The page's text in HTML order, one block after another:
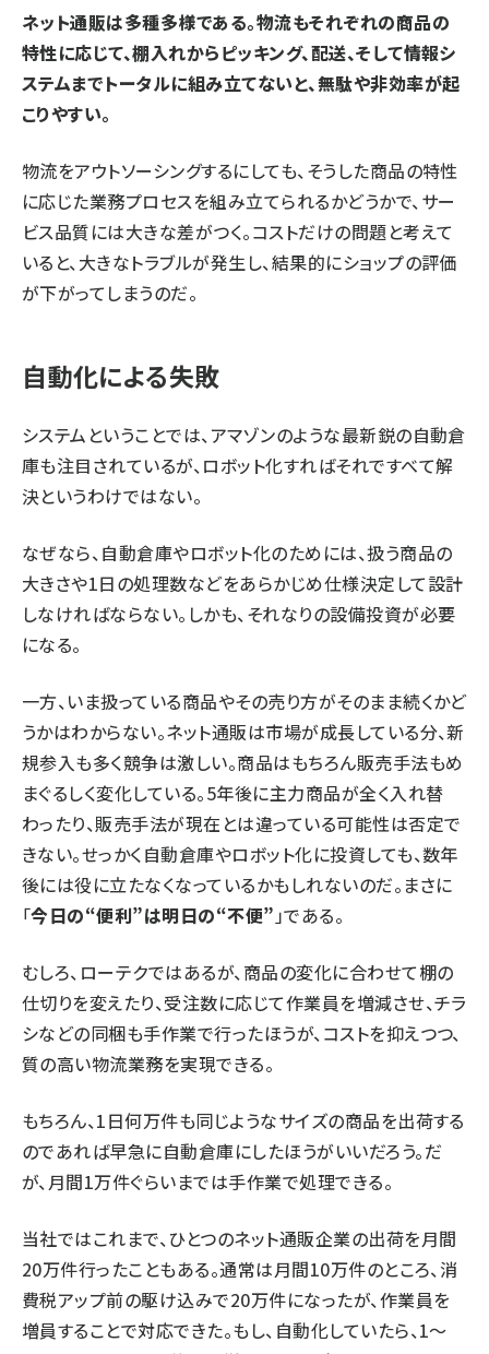
ネット通販は多種多様である。物流もそれぞれの商品の
特性に応じて、棚入れからピッキング、配送、そして情報シ
ステムまでトータルに組み立てないと、無駄や非効率が起
こりやすい。
物流をアウトソーシングするにしても、そうした商品の特性
に応じた業務プロセスを組み立てられるかどうかで、サー
ビス品質には大きな差がつく。コストだけの問題と考えて
いると、大きなトラブルが発生し、結果的にショップの評価
が下がってしまうのだ。
自動化による失敗
システムということでは、アマゾンのような最新鋭の自動倉
庫も注目されているが、ロボット化すればそれですべて解
決というわけではない。
なぜなら、自動倉庫やロボット化のためには、扱う商品の
大きさや1日の処理数などをあらかじめ仕様決定して設計
しなければならない。しかも、それなりの設備投資が必要
になる。
一方、いま扱っている商品やその売り方がそのまま続くかど
うかはわからない。ネット通販は市場が成長している分、新
規参入も多く競争は激しい。商品はもちろん販売手法もめ
まぐるしく変化している。5年後に主力商品が全く入れ替
わったり、販売手法が現在とは違っている可能性は否定で
きない。せっかく自動倉庫やロボット化に投資しても、数年
後には役に立たなくなっているかもしれないのだ。まさに
「今日の“便利”は明日の“不便”」である。
むしろ、ローテクではあるが、商品の変化に合わせて棚の
仕切りを変えたり、受注数に応じて作業員を増減させ、チラ
シなどの同梱も手作業で行ったほうが、コストを抑えつつ、
質の高い物流業務を実現できる。
もちろん、1日何万件も同じようなサイズの商品を出荷する
のであれば早急に自動倉庫にしたほうがいいだろう。だ
が、月間1万件ぐらいまでは手作業で処理できる。
当社ではこれまで、ひとつのネット通販企業の出荷を月間
20万件行ったこともある。通常は月間10万件のところ、消
費税アップ前の駆け込みで20万件になったが、作業員を
増員することで対応できた。もし、自動化していたら、1〜